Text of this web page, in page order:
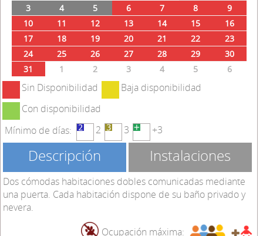
3
4 5 6 7 8
9
10
11 12 13 14 15
16
17
18 19 20 21 22
23
24
25 26 27 28 29
30
31
1 2 3 4 5 6
Sin Disponibilidad
Baja disponibilidad
Con disponibilidad
Mínimo de días:
2 3 +3
Descripción Instalaciones
Dos cómodas habitaciones dobles comunicadas mediante
una puerta. Cada habitación dispone de su baño privado y
nevera.
Ocupación máxima: